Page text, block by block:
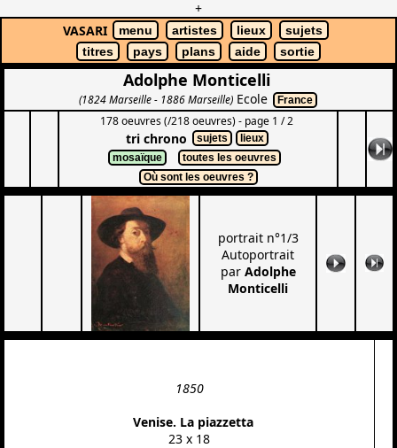
+
VASARI
menu artistes lieux
sujets
titres
pays plans aide sortie
Adolphe Monticelli
(1824 Marseille - 1886 Marseille)Ecole France
178 oeuvres (/218 oeuvres) - page 1 / 2
tri chrono sujets
lieux
mosaïque
toutes les oeuvres
Où sont les oeuvres ?
portrait n°1/3
Autoportrait
par Adolphe
Monticelli
1850
Venise. La piazzetta
23 x 18